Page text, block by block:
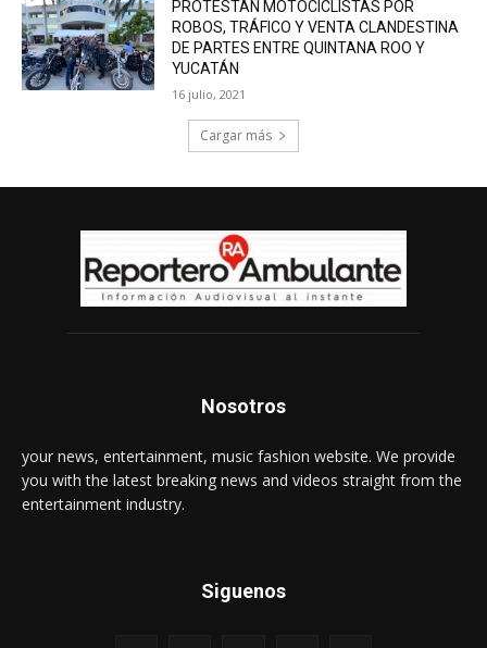
PROTESTAN MOTOCICLISTAS POR
ROBOS, TRÁFICO Y VENTA CLANDESTINA
DE PARTES ENTRE QUINTANA ROO Y
YUCATÁN
16 julio, 2021
Cargar más
Nosotros
your news, entertainment, music fashion website. We provide
you with the latest breaking news and videos straight from the
entertainment industry.
Siguenos